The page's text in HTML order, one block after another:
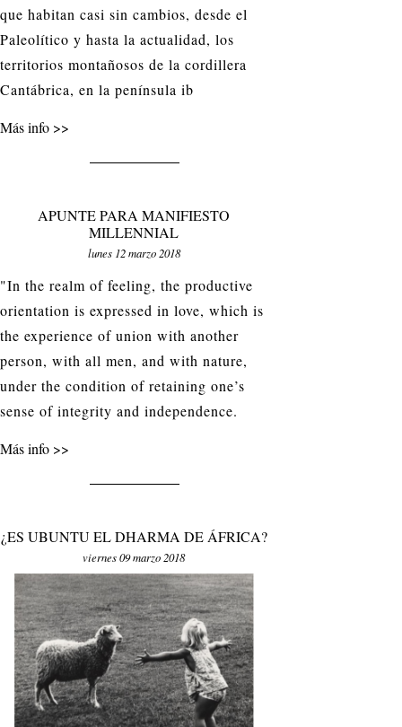
que habitan casi sin cambios, desde el
Paleolítico y hasta la actualidad, los
territorios montañosos de la cordillera
Cantábrica, en la península ib
Más info
APUNTE PARA MANIFIESTO
MILLENNIAL
lunes 12 marzo 2018
"In the realm of feeling, the productive
orientation is expressed in love, which is
the experience of union with another
person, with all men, and with nature,
under the condition of retaining one’s
sense of integrity and independence.
Más info
¿ES UBUNTU EL DHARMA DE ÁFRICA?
viernes 09 marzo 2018